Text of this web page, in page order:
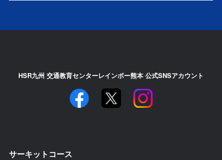
HSR九州 交通教育センターレインボー熊本 公式SNSアカウント
サーキットコース